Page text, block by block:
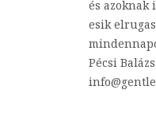
és azoknak
esik
Pécsi